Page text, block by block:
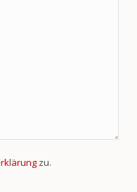
zu.